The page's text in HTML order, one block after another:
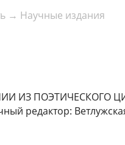
→ Научные издания
ИЗ ПОЭТИЧЕСКОГО
редактор: